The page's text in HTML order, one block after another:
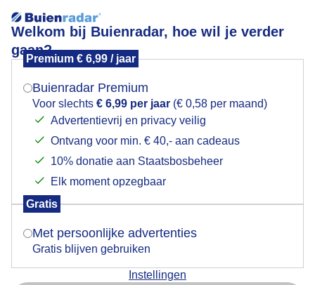
Welkom bij Buienradar, hoe wil je verder
gaan?
Premium € 6,99 / jaar
Buienradar Premium
Voor slechts € 6,99 per jaar (€ 0,58 per maand)
Advertentievrij en privacy veilig
Ontvang voor min. € 40,- aan cadeaus
10% donatie aan Staatsbosbeheer
Elk moment opzegbaar
Gratis
Met persoonlijke advertenties
Gratis blijven gebruiken
Instellingen
Hoosbui
Mogen we je locatie gebruiken voor het
Indien je hier nog geen akkoord op hebt gegeven,
verschijnt er zo een pop-up uit je browser waarin
Is goed, toon de popup
Nu niet, misschien later